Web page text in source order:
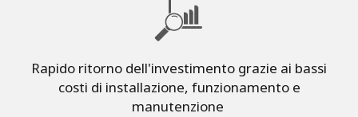
Rapido ritorno dell'investimento grazie ai bassi
costi di installazione, funzionamento e
manutenzione